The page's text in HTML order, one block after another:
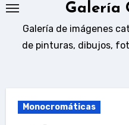
Galería
Galería de imágenes
de pinturas, dibujos,
Monocromáticas